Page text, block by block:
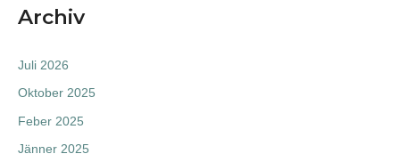
r
f
o
r
Archiv
Juli 2026
Oktober 2025
Feber 2025
Jänner 2025